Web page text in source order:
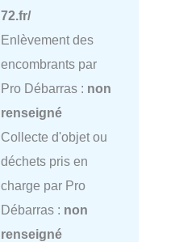
72.fr/
Enlèvement des
encombrants par
Pro Débarras : non
renseigné
Collecte d'objet ou
déchets pris en
charge par Pro
Débarras : non
renseigné